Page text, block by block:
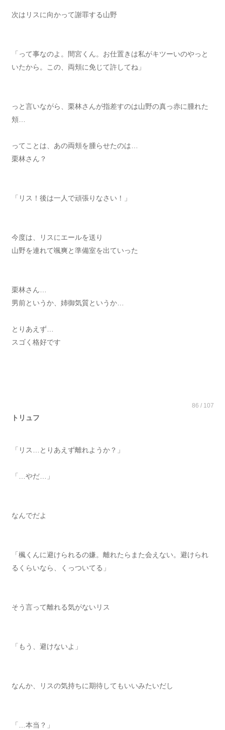
次はリスに向かって謝罪する山野
「って事なのよ。間宮くん。お仕置きは私がキツーいのやっと
いたから。この、両頬に免じて許してね」
っと言いながら、栗林さんが指差すのは山野の真っ赤に腫れた
頬…
ってことは、あの両頬を腫らせたのは…
栗林さん？
「リス！後は一人で頑張りなさい！」
今度は、リスにエールを送り
山野を連れて颯爽と準備室を出ていった
栗林さん…
男前というか、姉御気質というか…
とりあえず…
スゴく格好です
86 / 107
トリュフ
「リス…とりあえず離れようか？」
「…やだ…」
なんでだよ
「楓くんに避けられるの嫌。離れたらまた会えない。避けられ
るくらいなら、くっついてる」
そう言って離れる気がないリス
「もう、避けないよ」
なんか、リスの気持ちに期待してもいいみたいだし
「…本当？」